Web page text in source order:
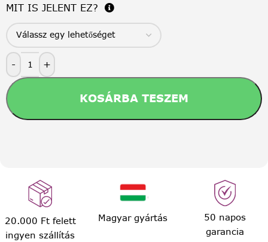
MIT IS JELENT EZ?
- +
KOSÁRBA TESZEM
20.000 Ft felett
ingyen szállítás
Magyar gyártás
50 napos
garancia